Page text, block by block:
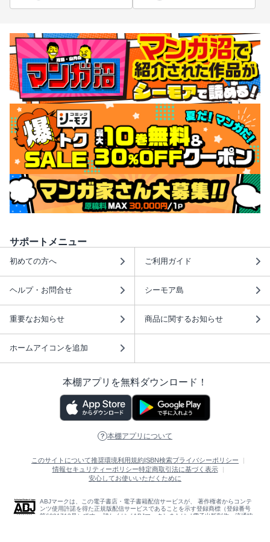
サポートメニュー
初めての方へ ご利用ガイド
ヘルプ・お問合せ シーモア島
重要なお知らせ 商品に関するお知らせ
ホームアイコンを追加
本棚アプリを無料ダウンロード！
本棚アプリについて
このサイトについて推奨環境利用規約 ISBN検索プライバシーポリシー
情報セキュリティーポリシー特定商取引法に基づく表示
安心してお使いいただくために
ABJマークは、この電子書店・電子書籍配信サービスが、 著作権者からコンテ
ンツ使用許諾を得た正規版配信サービスであることを示す登録商標（登録番号
第6091713号）です。 詳しくは［ABJマーク］または［電子出版制作・流通協